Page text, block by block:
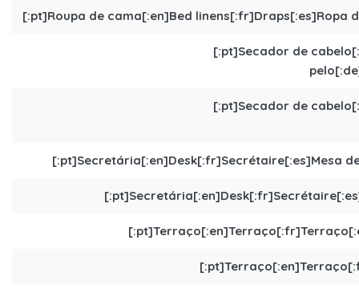
[:pt]Roupa de cama[:en]Bed
[:pt]Secador de
[:pt]Secador de
[:pt]Secretária[:en]Desk[:fr]Secrétaire[:es]Mesa